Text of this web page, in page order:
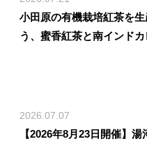
小田原の有機栽培紅茶を
う、蜜香紅茶と南インド
2026.07.07
【2026年8月23日開催】